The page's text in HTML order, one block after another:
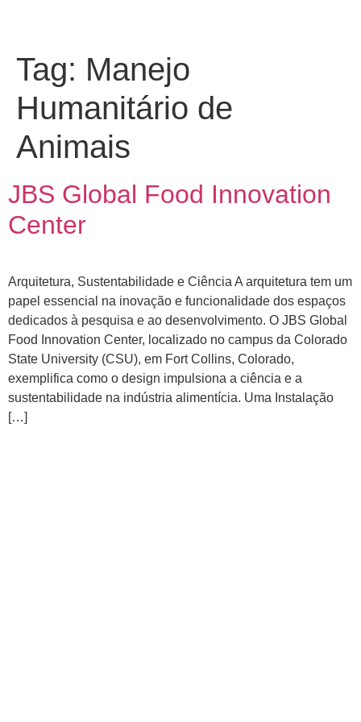
Tag: Manejo
Humanitário de
Animais
JBS Global Food Innovation
Center
Arquitetura, Sustentabilidade e Ciência A arquitetura tem um
papel essencial na inovação e funcionalidade dos espaços
dedicados à pesquisa e ao desenvolvimento. O JBS Global
Food Innovation Center, localizado no campus da Colorado
State University (CSU), em Fort Collins, Colorado,
exemplifica como o design impulsiona a ciência e a
sustentabilidade na indústria alimentícia. Uma Instalação
[…]